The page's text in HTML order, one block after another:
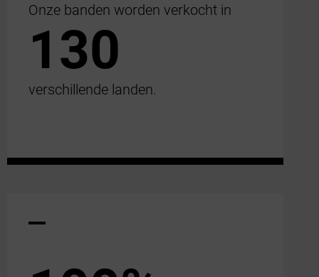
Onze banden worden verkocht in
130
verschillende landen.